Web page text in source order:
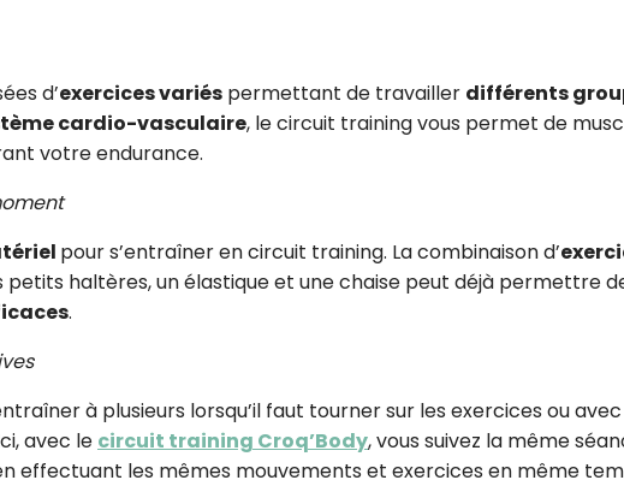
d’exercices variés permettant de travailler différents
cardio-vasculaire, le circuit training vous permet de
votre endurance.
pour s’entraîner en circuit training. La combinaison d’
petits haltères, un élastique et une chaise peut déjà permettre
.
à plusieurs lorsqu’il faut tourner sur les exercices ou
avec le circuit training Croq’Body, vous suivez la même
effectuant les mêmes mouvements et exercices en même